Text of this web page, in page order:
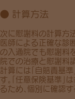
● 計算方法
次に慰謝料の計算方
医師による正確な診
の入通院でも慰謝料
院での治療と慰謝料
計算には「自賠責基準
す。「任意保険基準
るため、個別に確認